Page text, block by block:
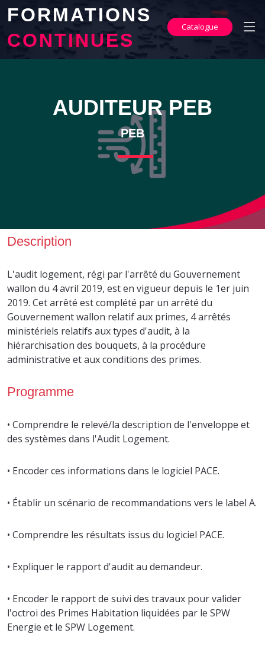
FORMATIONS
CONTINUES
Catalogue
AUDITEUR PEB
PEB
Description
L'audit logement, régi par l'arrêté du Gouvernement
wallon du 4 avril 2019, est en vigueur depuis le 1er juin
2019. Cet arrêté est complété par un arrêté du
Gouvernement wallon relatif aux primes, 4 arrêtés
ministériels relatifs aux types d'audit, à la
hiérarchisation des bouquets, à la procédure
administrative et aux conditions des primes.
Programme
• Comprendre le relevé/la description de l'enveloppe et
des systèmes dans l'Audit Logement.
• Encoder ces informations dans le logiciel PACE.
• Établir un scénario de recommandations vers le label A.
• Comprendre les résultats issus du logiciel PACE.
• Expliquer le rapport d'audit au demandeur.
• Encoder le rapport de suivi des travaux pour valider
l'octroi des Primes Habitation liquidées par le SPW
Energie et le SPW Logement.